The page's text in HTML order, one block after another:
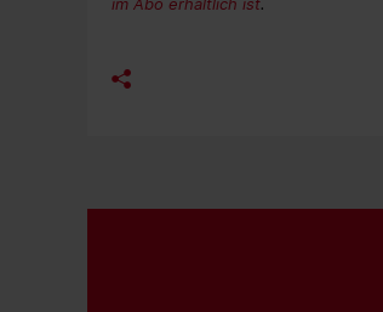
im Abo erhältlich ist.